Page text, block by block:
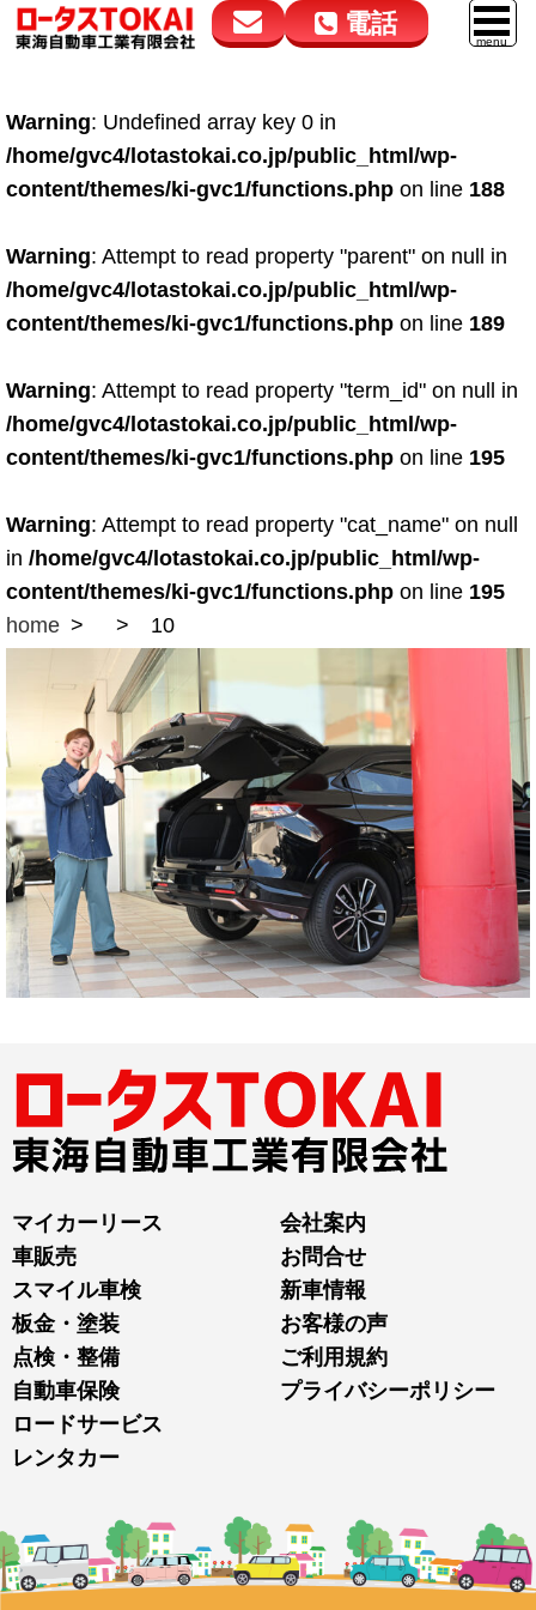
電話
050-5264-4432
9:00～18:00
050-5264-4433
9:00～18:00
車販売
スマイル車検
鈑金・塗装
点検・整備
ロードサービス
レンタカー
Warning: Undefined array key 0 in
/home/gvc4/lotastokai.co.jp/public_html/wp-
content/themes/ki-gvc1/functions.php on line 188
Warning: Attempt to read property "parent" on null in
/home/gvc4/lotastokai.co.jp/public_html/wp-
content/themes/ki-gvc1/functions.php on line 189
Warning: Attempt to read property "term_id" on null in
/home/gvc4/lotastokai.co.jp/public_html/wp-
content/themes/ki-gvc1/functions.php on line 195
Warning: Attempt to read property "cat_name" on null
in /home/gvc4/lotastokai.co.jp/public_html/wp-
content/themes/ki-gvc1/functions.php on line 195
home
10
マイカーリース
車販売
スマイル車検
板金・塗装
点検・整備
自動車保険
ロードサービス
レンタカー
会社案内
お問合せ
新車情報
お客様の声
ご利用規約
プライバシーポリシー